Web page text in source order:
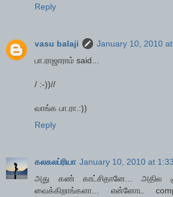
Reply
vasu balaji
January 10, 2010
பா.ராஜாராம் said...
/ :-))//
வாங்க பா.ரா.:))
Reply
கலகலப்ரியா January 10, 2010 at
அது கண் காட்சிதானே... அதில
வைக்கிறாங்களா... என்னோட